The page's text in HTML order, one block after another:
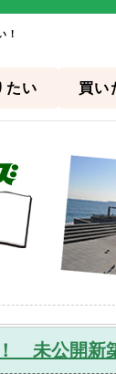
！
たい 買い
未公開新